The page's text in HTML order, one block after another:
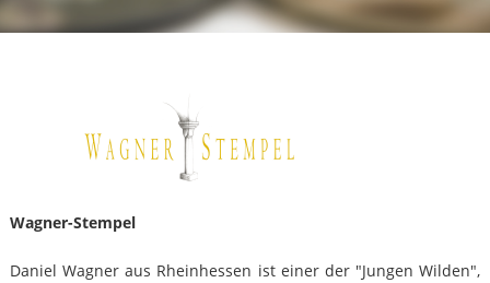
Wagner-Stempel
Daniel Wagner aus Rheinhessen ist einer der "Jungen Wilden",